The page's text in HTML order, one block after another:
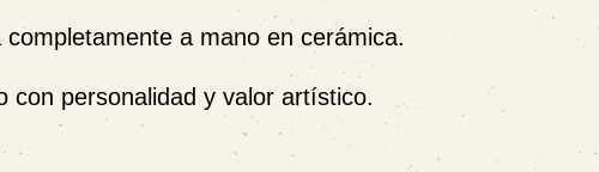
a mano en cerámica.
con personalidad y valor artístico.